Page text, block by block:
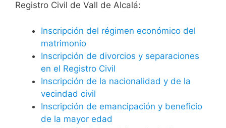
Registro Civil de Vall de Alcalá:
Inscripción del régimen económico del
matrimonio
Inscripción de divorcios y separaciones
en el Registro Civil
Inscripción de la nacionalidad y de la
vecindad civil
Inscripción de emancipación y beneficio
de la mayor edad